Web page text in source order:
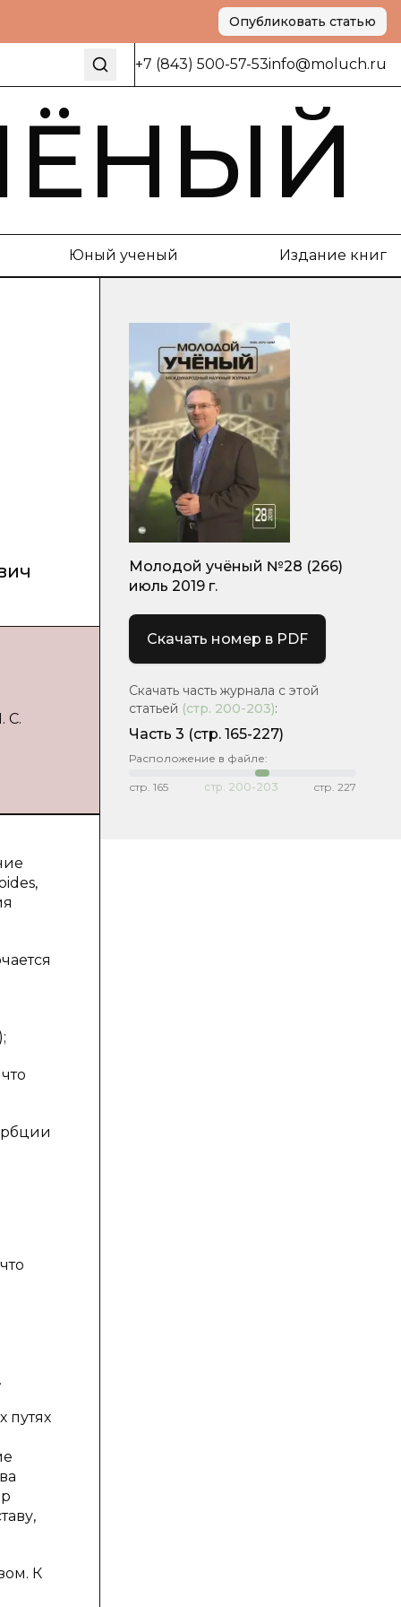
Опубликовать статью
+7 (843) 500-57-53info@moluch.ru
Юный ученый Издание книг
С.
путях
К
Молодой учёный №28 (266)
июль 2019 г.
Скачать номер в PDF
Скачать часть журнала с этой
статьей (стр. 200-203):
Часть 3 (стр. 165-227)
Расположение в файле:
стр. 165 стр. 200-203 стр. 227